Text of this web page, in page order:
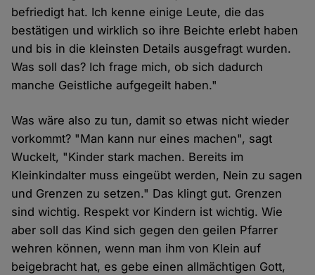
befriedigt hat. Ich kenne einige Leute, die das
bestätigen und wirklich so ihre Beichte erlebt haben
und bis in die kleinsten Details ausgefragt wurden.
Was soll das? Ich frage mich, ob sich dadurch
manche Geistliche aufgegeilt haben."
Was wäre also zu tun, damit so etwas nicht wieder
vorkommt? "Man kann nur eines machen", sagt
Wuckelt, "Kinder stark machen. Bereits im
Kleinkindalter muss eingeübt werden, Nein zu sagen
und Grenzen zu setzen." Das klingt gut. Grenzen
sind wichtig. Respekt vor Kindern ist wichtig. Wie
aber soll das Kind sich gegen den geilen Pfarrer
wehren können, wenn man ihm von Klein auf
beigebracht hat, es gebe einen allmächtigen Gott,